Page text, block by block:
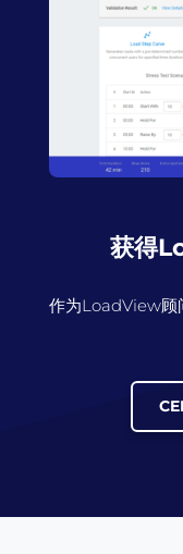
获得
作为LoadView顾